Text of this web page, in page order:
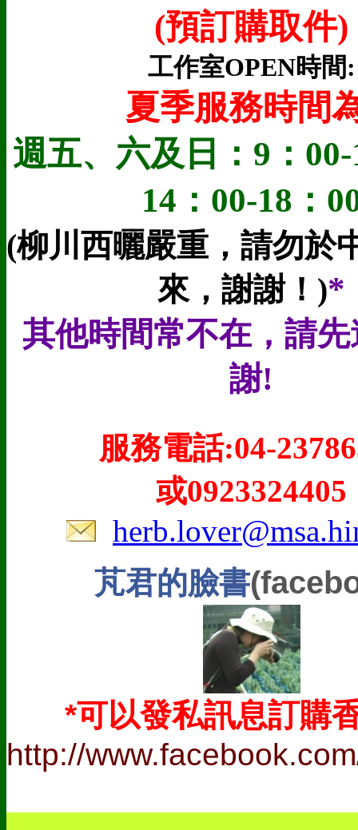
(預訂購取件)
工作室OPEN時間:
夏季服務時間
週五、六及日：9：
14：00-18：
(柳川西曬嚴重，請勿於
來，謝謝！)*
其他時間常不在，請
謝!
服務電話:04-
或0923324405
芃君的臉書
*可以發私訊息訂購
http://